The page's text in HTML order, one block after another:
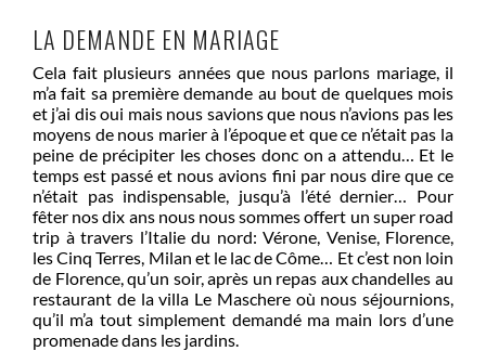
LA DEMANDE EN MARIAGE
Cela fait plusieurs années que nous parlons mariage, il
m’a fait sa première demande au bout de quelques mois
et j’ai dis oui mais nous savions que nous n’avions pas les
moyens de nous marier à l’époque et que ce n’était pas la
peine de précipiter les choses donc on a attendu… Et le
temps est passé et nous avions fini par nous dire que ce
n’était pas indispensable, jusqu’à l’été dernier… Pour
fêter nos dix ans nous nous sommes offert un super road
trip à travers l’Italie du nord: Vérone, Venise, Florence,
les Cinq Terres, Milan et le lac de Côme… Et c’est non loin
de Florence, qu’un soir, après un repas aux chandelles au
restaurant de la villa Le Maschere où nous séjournions,
qu’il m’a tout simplement demandé ma main lors d’une
promenade dans les jardins.